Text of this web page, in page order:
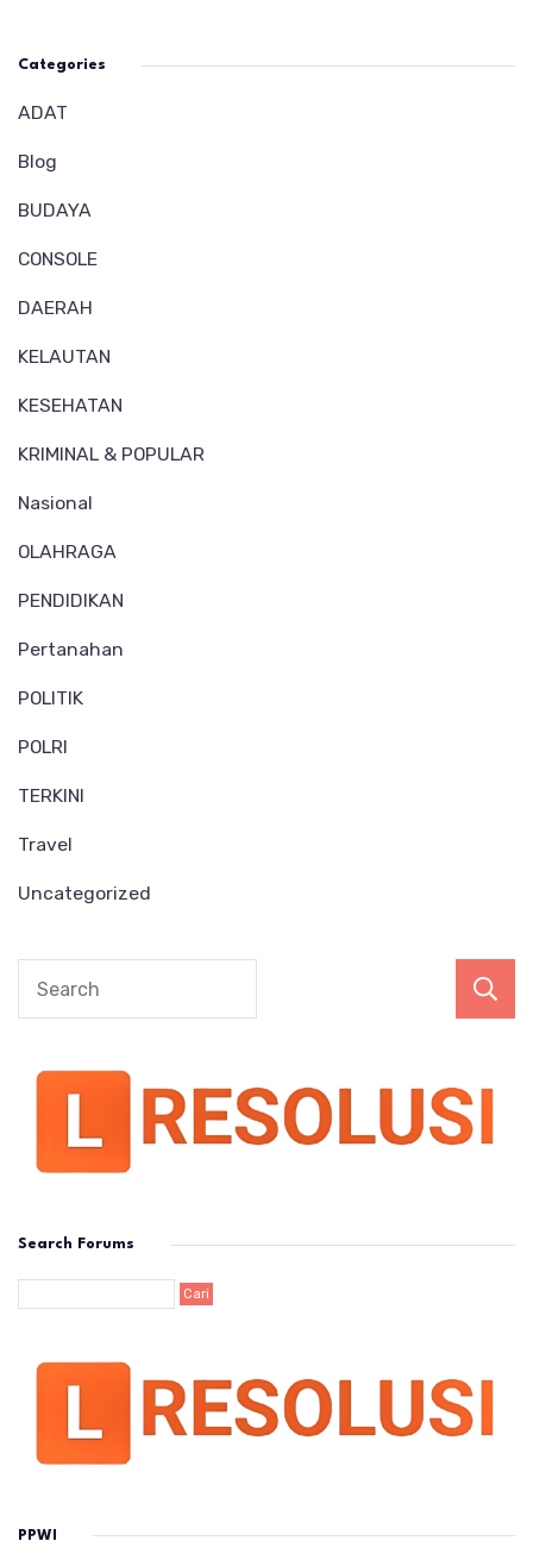
Categories
ADAT
Blog
BUDAYA
CONSOLE
DAERAH
KELAUTAN
KESEHATAN
KRIMINAL & POPULAR
Nasional
OLAHRAGA
PENDIDIKAN
Pertanahan
POLITIK
POLRI
TERKINI
Travel
Uncategorized
Search Forums
PPWI